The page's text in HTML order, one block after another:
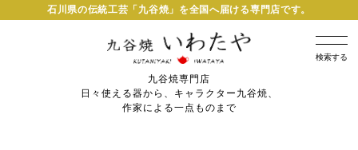
石川県の伝統工芸「九谷焼」を全国へ届ける専門店です。
検索する
九谷焼専門店
日々使える器から、キャラクター九谷焼、
作家による一点ものまで